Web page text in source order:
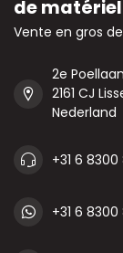
de
Vente en gros
2e
2161 CJ
Nederland
+31 6 8300
+31 6 8300